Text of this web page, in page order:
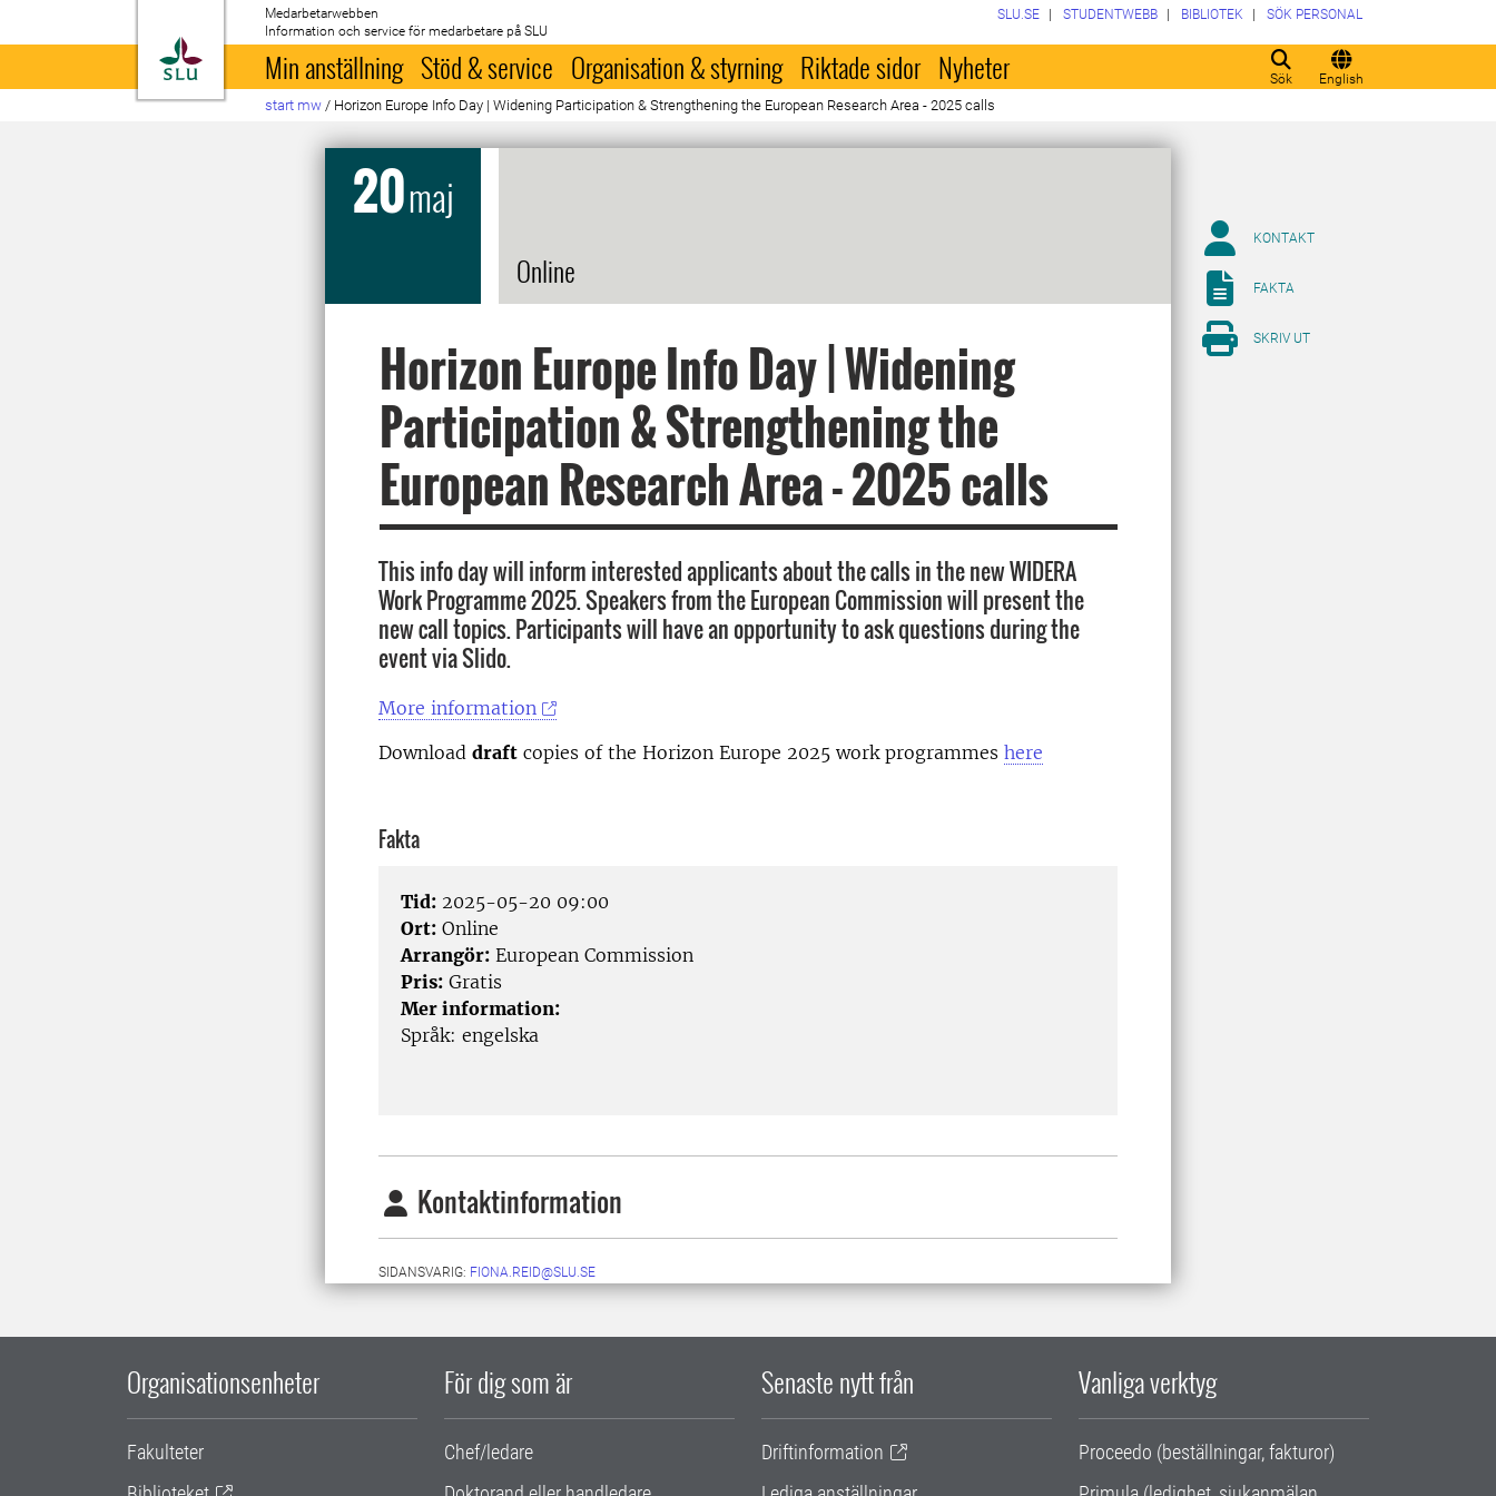
Till startsida
Medarbetarwebben
Information och service för medarbetare på SLU
Sök English
SLU.SE STUDENTWEBB BIBLIOTEK SÖK PERSONAL
Min anställning Stöd & service Organisation & styrning Riktade sidor Nyheter
start mw / Horizon Europe Info Day | Widening Participation & Strengthening the European Research Area - 2025 calls
20maj
Online
Horizon Europe Info Day | Widening
Participation & Strengthening the
European Research Area - 2025 calls
This info day will inform interested applicants about the calls in the new WIDERA
Work Programme 2025. Speakers from the European Commission will present the
new call topics. Participants will have an opportunity to ask questions during the
event via Slido.
More information
Download draft copies of the Horizon Europe 2025 work programmes here
Fakta
Tid: 2025-05-20 09:00
Ort: Online
Arrangör: European Commission
Pris: Gratis
Mer information:
Språk: engelska
Kontaktinformation
SIDANSVARIG: FIONA.REID@SLU.SE
KONTAKT
FAKTA
SKRIV UT
Organisationsenheter
Fakulteter
För dig som är
Chef/ledare
Senaste nytt från
Driftinformation
Vanliga verktyg
Proceedo (beställningar, fakturor)